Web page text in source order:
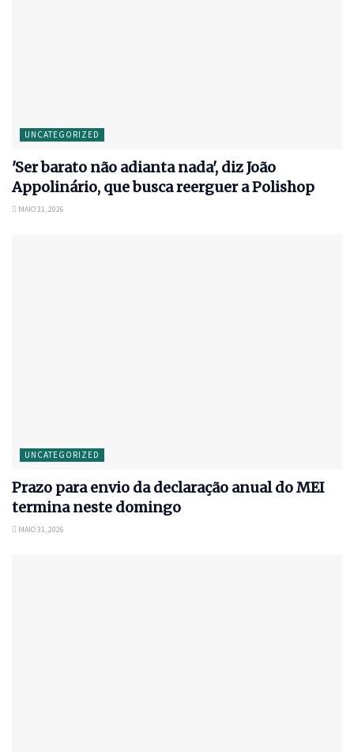
UNCATEGORIZED
'Ser barato não adianta nada', diz João
Appolinário, que busca reerguer a Polishop
MAIO 31, 2026
UNCATEGORIZED
Prazo para envio da declaração anual do MEI
termina neste domingo
MAIO 31, 2026